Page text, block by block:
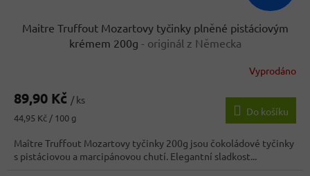
Maitre Truffout Mozartovy tyčinky plněné pistáciovým
krémem 200g - originál z Německa
produktu
3,9
z
5
hvězdiček.
Vyprodáno
89,90 Kč / ks
Měrná
44,95 Kč / 100 g
Do košíku
Maître Truffout Mozartovy tyčinky 200g jsou čokoládové tyčinky
s pistáciovou a marcipánovou chutí. Elegantní sladkost...